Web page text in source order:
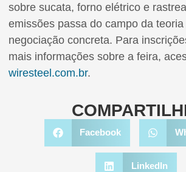
sobre sucata, forno elétrico e
emissões passa do campo da
negociação concreta. Para
mais informações sobre a feira,
wiresteel.com.br.
Facebook
LinkedIn